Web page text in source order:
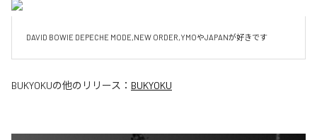
DAVID BOWIE DEPECHE MODE,NEW ORDER,YMOやJAPANが好きです
BUKYOKUの他のリリース： BUKYOKU